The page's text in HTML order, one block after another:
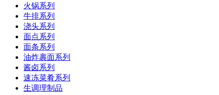
火锅系列
牛排系列
浇头系列
面点系列
面条系列
油炸裹面系列
酱卤系列
速冻菜肴系列
生调理制品